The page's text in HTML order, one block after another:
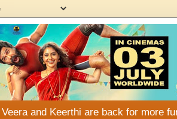
Veera and Keerthi are back for more